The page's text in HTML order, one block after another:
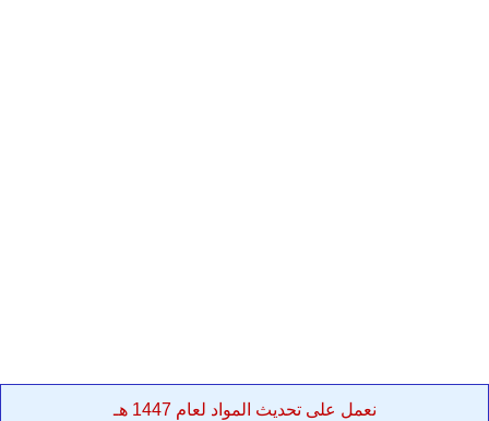
نعمل على تحديث المواد لعام 1447 هـ